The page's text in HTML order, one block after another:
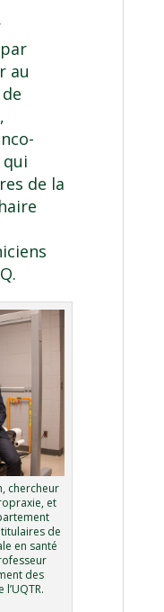
au
qui
de la
chercheur
et
de
en santé
des